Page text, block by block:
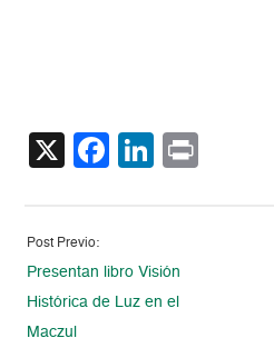
X Facebook
LinkedIn
Post Previo:
Presentan libro Visión
Histórica de Luz en el
Maczul